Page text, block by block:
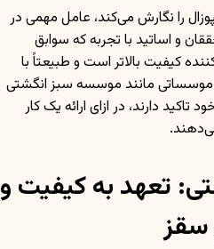
را نگارش می‌کند، عامل مهمی در
و اساتید با تجربه که سوابق
کیفیت بالاتر است و طبیعتاً با
موسساتی مانند موسسه سبز انگشتی
دارند، در ازای ارائه یک کار
تعهد به کیفیت و
سقز